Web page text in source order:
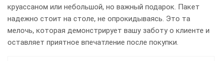
круассаном или небольшой, но важный подарок. Пакет
надежно стоит на столе, не опрокидываясь. Это та
мелочь, которая демонстрирует вашу заботу о клиенте и
оставляет приятное впечатление после покупки.